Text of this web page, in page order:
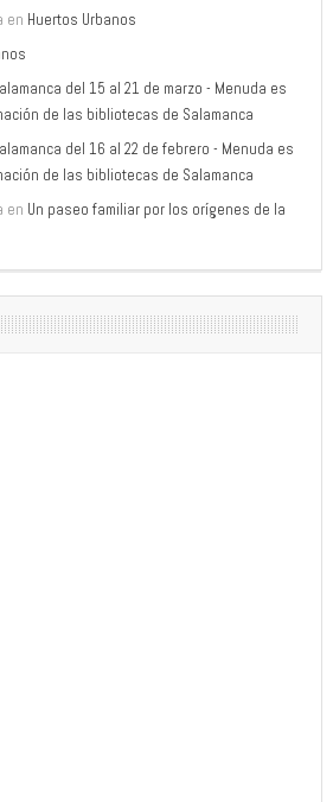
en Huertos Urbanos
del 15 al 21 de marzo - Menuda es
de las bibliotecas de Salamanca
del 16 al 22 de febrero - Menuda es
de las bibliotecas de Salamanca
en Un paseo familiar por los orígenes de la